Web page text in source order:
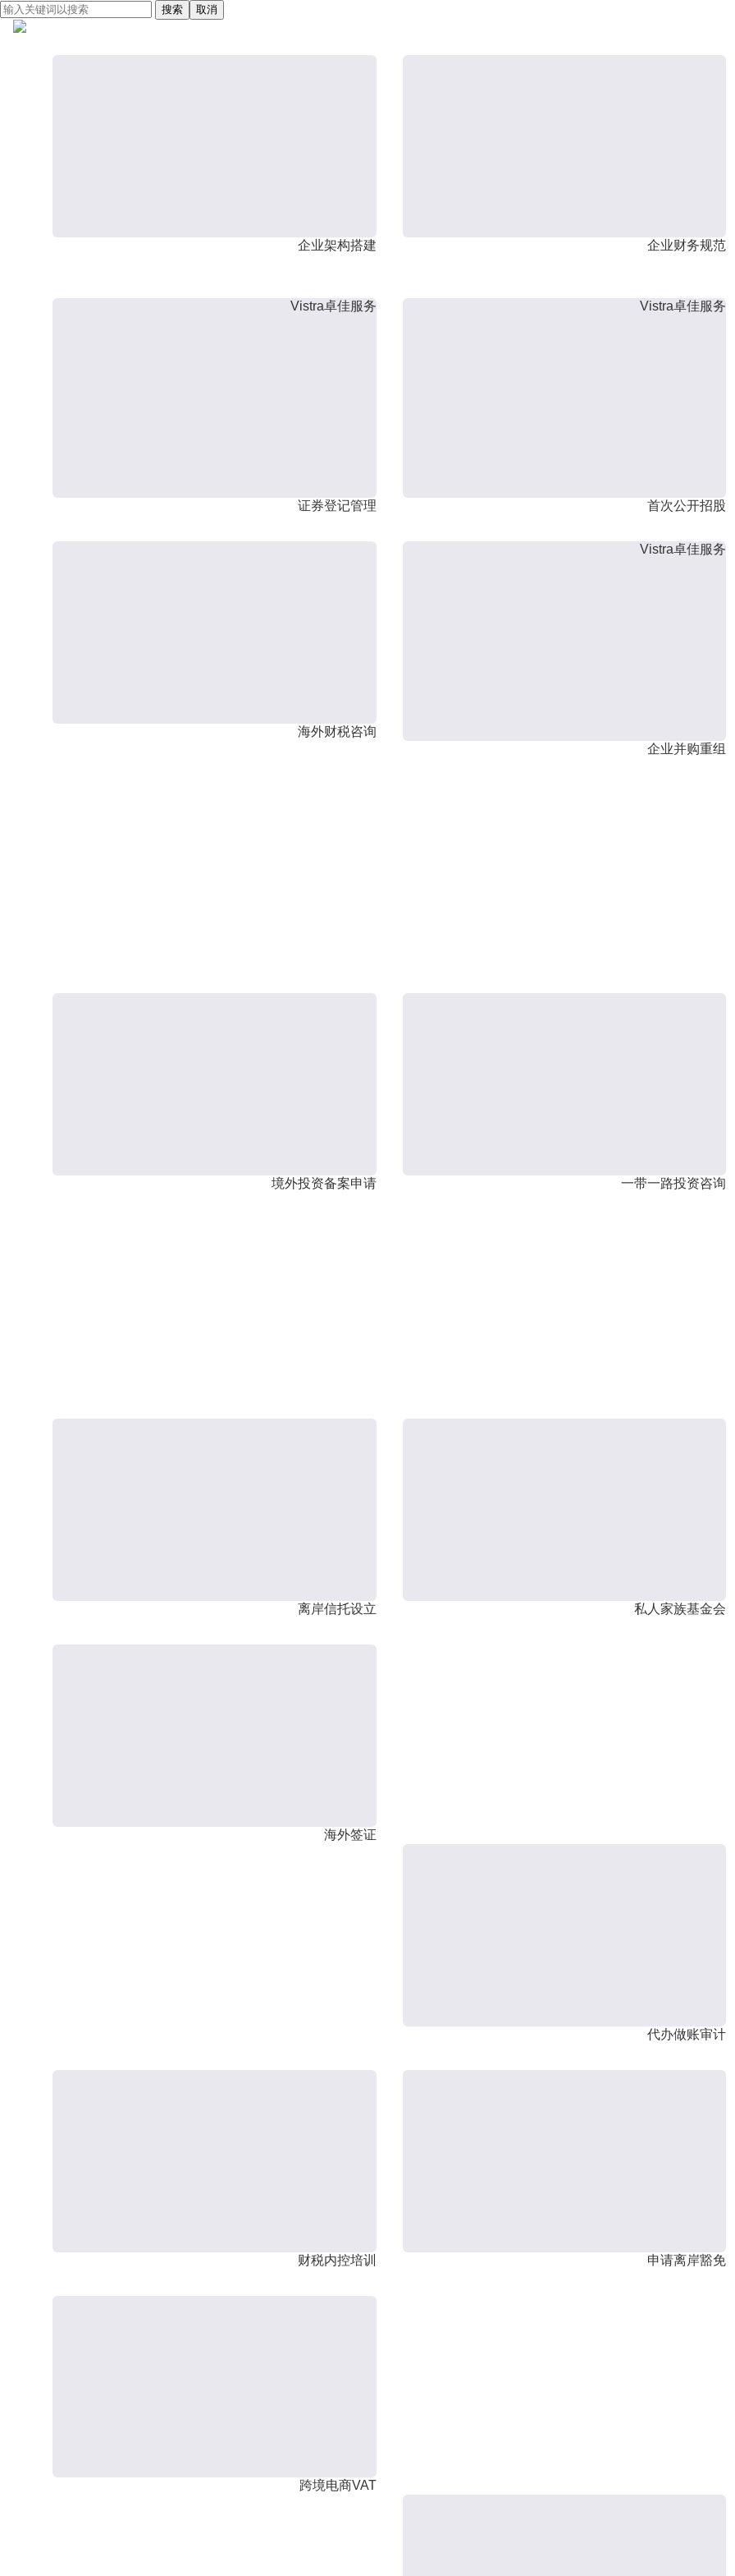
搜索 取消
企业架构搭建 企业财务规范
Vistra卓佳服务
证券登记管理
Vistra卓佳服务
首次公开招股
海外财税咨询
Vistra卓佳服务
企业并购重组
境外投资备案申请 一带一路投资咨询
离岸信托设立 私人家族基金会
海外签证
代办做账审计
财税内控培训 申请离岸豁免
跨境电商VAT